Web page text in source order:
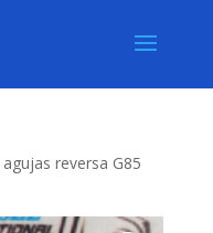
reversa G85